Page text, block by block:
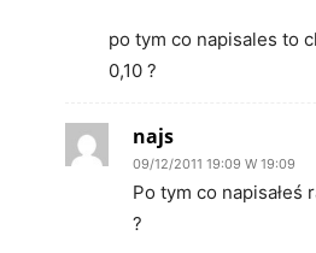
po tym co napisales to
0,10 ?
najs
09/12/2011 19:09 W 19:09
Po tym co napisałeś
?